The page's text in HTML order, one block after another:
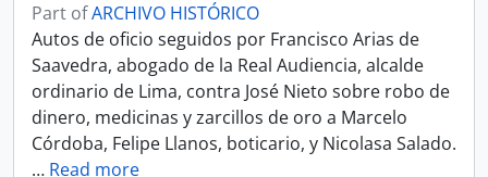
Part ofARCHIVO HISTÓRICO
Autos de oficio seguidos por Francisco Arias de
Saavedra, abogado de la Real Audiencia, alcalde
ordinario de Lima, contra José Nieto sobre robo de
dinero, medicinas y zarcillos de oro a Marcelo
Córdoba, Felipe Llanos, boticario, y Nicolasa Salado.
… Read more